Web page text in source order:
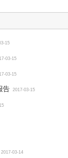
15
03-15
03-15
告 2017-03-15
2017-03-14